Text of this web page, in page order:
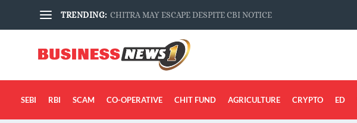
TRENDING: CHITRA MAY ESCAPE DESPITE CBI NOTICE
SEBI RBI SCAM CO-OPERATIVE CHIT FUND AGRICULTURE CRYPTO ED